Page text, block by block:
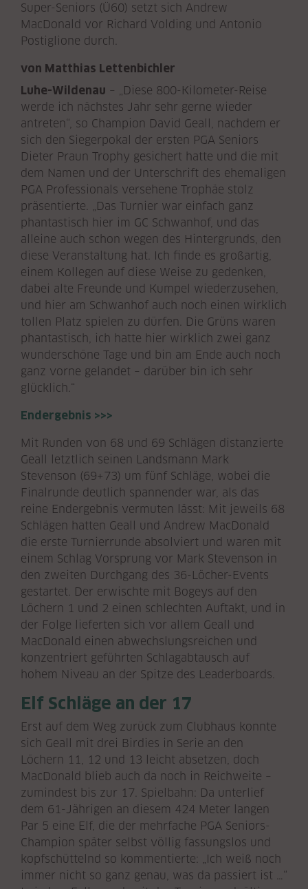
Super-Seniors (Ü60) setzt sich Andrew
MacDonald vor Richard Volding und Antonio
Postiglione durch.
von Matthias Lettenbichler
Luhe-Wildenau – „Diese 800-Kilometer-Reise
werde ich nächstes Jahr sehr gerne wieder
antreten“, so Champion David Geall, nachdem er
sich den Siegerpokal der ersten PGA Seniors
Dieter Praun Trophy gesichert hatte und die mit
dem Namen und der Unterschrift des ehemaligen
PGA Professionals versehene Trophäe stolz
präsentierte. „Das Turnier war einfach ganz
phantastisch hier im GC Schwanhof, und das
alleine auch schon wegen des Hintergrunds, den
diese Veranstaltung hat. Ich finde es großartig,
einem Kollegen auf diese Weise zu gedenken,
dabei alte Freunde und Kumpel wiederzusehen,
und hier am Schwanhof auch noch einen wirklich
tollen Platz spielen zu dürfen. Die Grüns waren
phantastisch, ich hatte hier wirklich zwei ganz
wunderschöne Tage und bin am Ende auch noch
ganz vorne gelandet – darüber bin ich sehr
glücklich.“
Endergebnis >>>
Mit Runden von 68 und 69 Schlägen distanzierte
Geall letztlich seinen Landsmann Mark
Stevenson (69+73) um fünf Schläge, wobei die
Finalrunde deutlich spannender war, als das
reine Endergebnis vermuten lässt: Mit jeweils 68
Schlägen hatten Geall und Andrew MacDonald
die erste Turnierrunde absolviert und waren mit
einem Schlag Vorsprung vor Mark Stevenson in
den zweiten Durchgang des 36-Löcher-Events
gestartet. Der erwischte mit Bogeys auf den
Löchern 1 und 2 einen schlechten Auftakt, und in
der Folge lieferten sich vor allem Geall und
MacDonald einen abwechslungsreichen und
konzentriert geführten Schlagabtausch auf
hohem Niveau an der Spitze des Leaderboards.
Elf Schläge an der 17
Erst auf dem Weg zurück zum Clubhaus konnte
sich Geall mit drei Birdies in Serie an den
Löchern 11, 12 und 13 leicht absetzen, doch
MacDonald blieb auch da noch in Reichweite –
zumindest bis zur 17. Spielbahn: Da unterlief
dem 61-Jährigen an diesem 424 Meter langen
Par 5 eine Elf, die der mehrfache PGA Seniors-
Champion später selbst völlig fassungslos und
kopfschüttelnd so kommentierte: „Ich weiß noch
immer nicht so ganz genau, was da passiert ist …“